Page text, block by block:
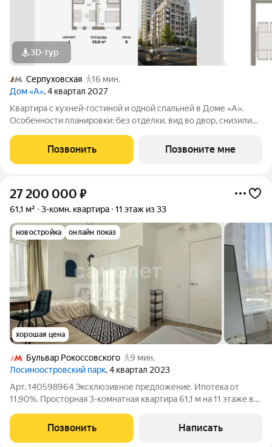
3D-тур
Серпуховская
16 мин.
Дом «А», 4 квартал 2027
Квартира с кухней-гостиной и одной спальней в Доме «А».
Особенности планировки: без отделки, вид во двор, снизили
застройщика Брусника располагается на границе с ЦАО, рядом
с метро Павелецкая. В
Позвонить Позвоните мне
27 200 000 ₽
61,1 м² 3-комн. квартира 11 этаж из 33
новостройка онлайн показ
хорошая цена
Бульвар Рокоссовского
9 мин.
Лосиноостровский парк, 4 квартал 2023
Арт. 140598964 Эксклюзивное предложение. Ипотека от
11,90%. Просторная 3-комнатная квартира 61,1 м на 11 этаже в
доступности от метро. О квартире Функциональная и
продуманная планировка,
Позвонить Написать